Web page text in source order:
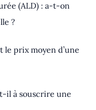
(ALD) : a-t-on
?
le prix moyen d’une
il à souscrire une